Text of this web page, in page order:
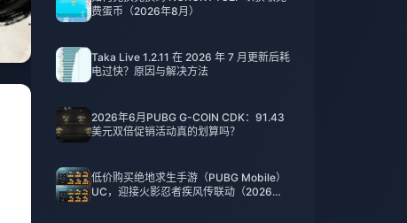
费蛋币（2026年8月）
Taka Live 1.2.11 在 2026 年 7 月更新后耗
电过快？原因与解决方法
2026年6月PUBG G-COIN CDK：91.43
美元双倍促销活动真的划算吗？
低价购买绝地求生手游（PUBG Mobile）
UC，迎接火影忍者疾风传联动（2026年7